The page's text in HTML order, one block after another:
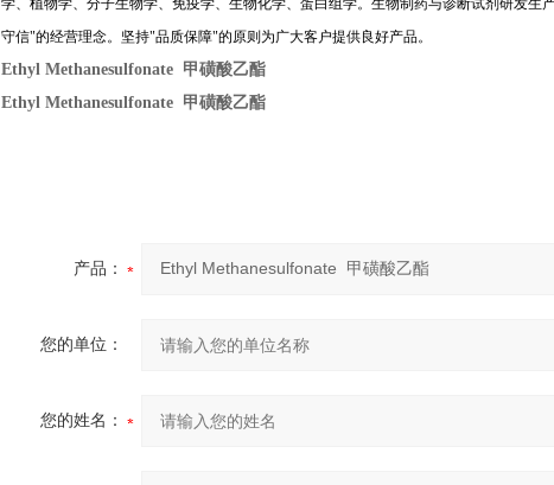
守信"的经营理念。坚持"品质保障"的原则为广大客户提供良好产品。
Ethyl Methanesulfonate 甲磺酸乙酯
Ethyl Methanesulfonate 甲磺酸乙酯
产品：
您的单位：
您的姓名：